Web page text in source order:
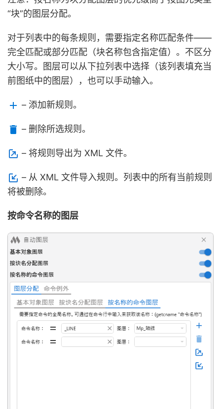
“块”的图层分配。
对于列表中的每条规则，需要指定名称匹配条件——
完全匹配或部分匹配（块名称包含指定值）。不区分
大小写。图层可以从下拉列表中选择（该列表填充当
前图纸中的图层），也可以手动输入。
– 添加新规则。
– 删除所选规则。
– 将规则导出为 XML 文件。
– 从 XML 文件导入规则。列表中的所有当前规则
将被删除。
按命令名称的图层